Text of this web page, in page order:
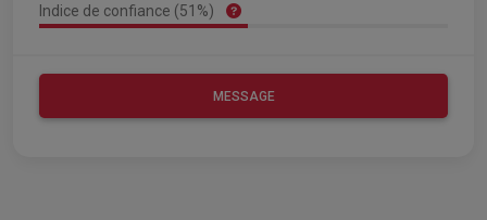
Indice de confiance (51%)
MESSAGE